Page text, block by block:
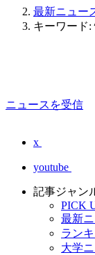
最新ニュー
キーワード
ニュースを受信
x
youtube
記事ジャン
PICK
最新
ラン
大学